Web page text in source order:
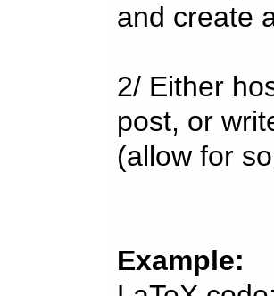
and create
2/ Either
post, or
(allow for
Example: